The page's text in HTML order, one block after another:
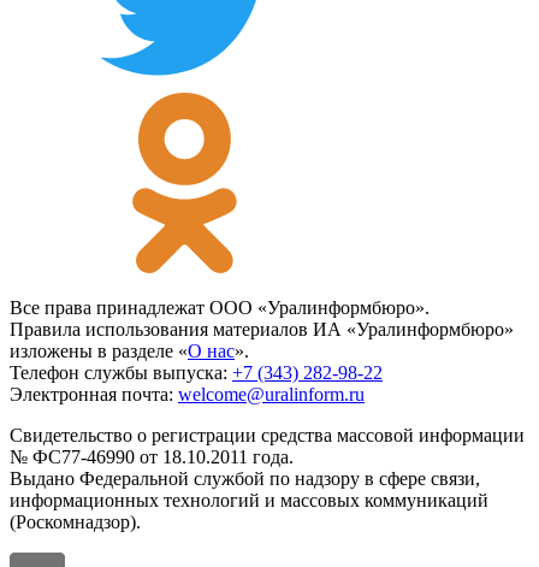
Все права принадлежат ООО «Уралинформбюро».
Правила использования материалов ИА «Уралинформбюро»
изложены в разделе «О нас».
Телефон службы выпуска: +7 (343) 282-98-22
Электронная почта: welcome@uralinform.ru
Свидетельство о регистрации средства массовой информации
№ ФС77-46990 от 18.10.2011 года.
Выдано Федеральной службой по надзору в сфере связи,
информационных технологий и массовых коммуникаций
(Роскомнадзор).